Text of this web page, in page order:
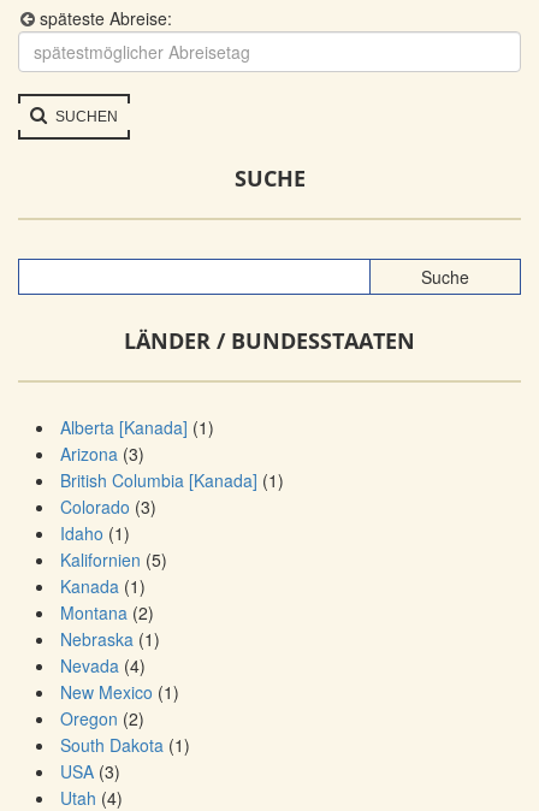
späteste Abreise:
SUCHEN
SUCHE
LÄNDER / BUNDESSTAATEN
Alberta [Kanada] (1)
Arizona (3)
British Columbia [Kanada] (1)
Colorado (3)
Idaho (1)
Kalifornien (5)
Kanada (1)
Montana (2)
Nebraska (1)
Nevada (4)
New Mexico (1)
Oregon (2)
South Dakota (1)
USA (3)
Utah (4)